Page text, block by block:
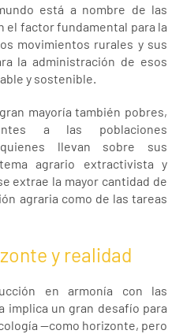
está a nombre de las
el factor fundamental para la
movimientos rurales y sus
la administración de esos
y sostenible.
mayoría también pobres,
a las poblaciones
llevan sobre sus
agrario extractivista y
extrae la mayor cantidad de
agraria como de las tareas
y realidad
en armonía con las
implica un gran desafío para
—como horizonte, pero